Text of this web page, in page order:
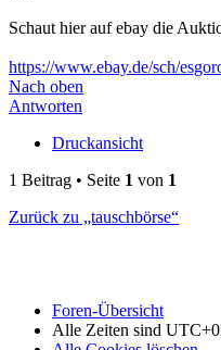
Schaut hier auf ebay die
https://www.ebay.de/sch/
Nach oben
Antworten
Druckansicht
1 Beitrag • Seite 1 von 1
Zurück zu „tauschbörse“
Foren-Übersicht
Alle Zeiten sind